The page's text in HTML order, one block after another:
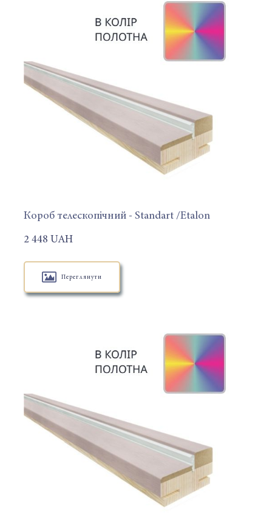
Короб телескопічний - Standart /Etalon
2 448 UAH
Переглянути